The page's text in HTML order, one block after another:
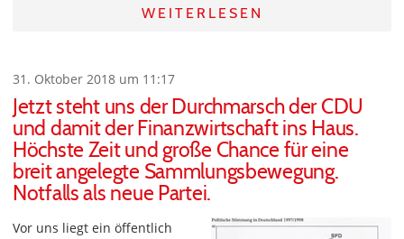
WEITERLESEN
31. Oktober 2018 um 11:17
Jetzt steht uns der Durchmarsch der CDU
und damit der Finanzwirtschaft ins Haus.
Höchste Zeit und große Chance für eine
breit angelegte Sammlungsbewegung.
Notfalls als neue Partei.
Vor uns liegt ein öffentlich